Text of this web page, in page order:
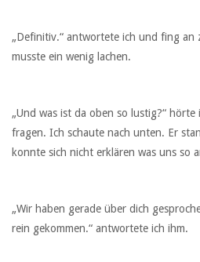
„Definitiv.“ antwortete ich und fing an
musste ein wenig lachen.
„Und was ist da oben so lustig?“
fragen. Ich schaute nach unten. Er
konnte sich nicht erklären was uns so
„Wir haben gerade über dich
rein gekommen.“ antwortete ich ihm.